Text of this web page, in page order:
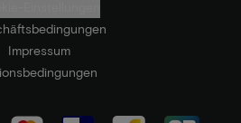
Impressum